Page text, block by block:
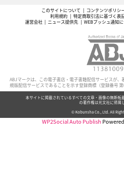
このサイトについて コンテンツポリシ
利用規約
特定商取引法に基づく表
運営会社
ニュース提供先 WEBプッシュ通知
ABJマークは、この電子書店・電子書籍配信サービスが
規版配信サービスであることを示す登録商標（登録番号 第
本サイトに掲載されているすべての文章・画像の無断転
の著作権は光文社に帰属
© Kobunsha Co., Ltd. All
WP2Social Auto Publish